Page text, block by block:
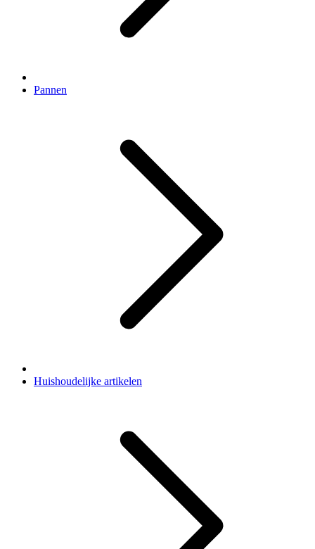
Pannen
Huishoudelijke artikelen